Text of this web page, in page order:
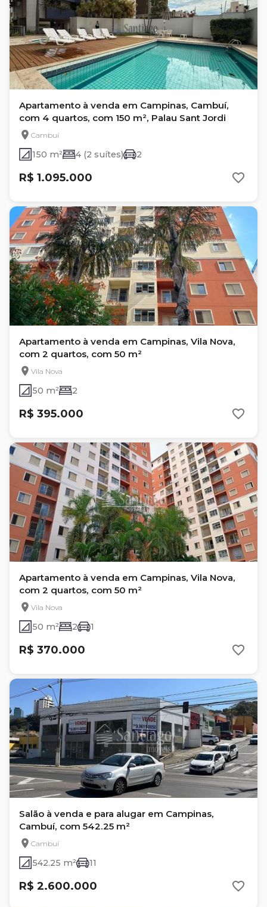
Apartamento à venda em Campinas, Cambuí,
com 4 quartos, com 150 m², Palau Sant Jordi
Cambuí
150 m² 4 (2 suítes) 2
R$ 1.095.000
Apartamento à venda em Campinas, Vila Nova,
com 2 quartos, com 50 m²
Vila Nova
50 m² 2
R$ 395.000
Apartamento à venda em Campinas, Vila Nova,
com 2 quartos, com 50 m²
Vila Nova
50 m² 2 1
R$ 370.000
Salão à venda e para alugar em Campinas,
Cambuí, com 542.25 m²
Cambuí
542.25 m² 11
R$ 2.600.000